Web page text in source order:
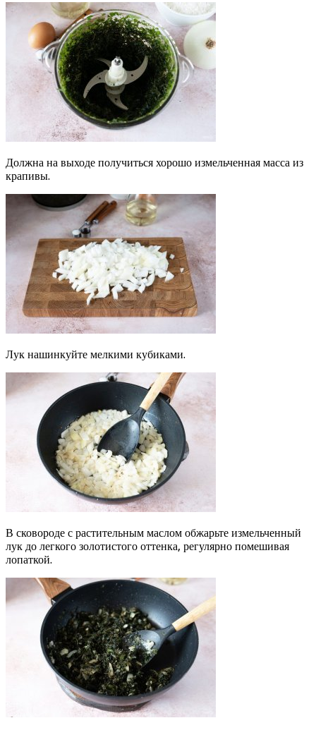
Должна на выходе получиться хорошо измельченная масса из
крапивы.
Лук нашинкуйте мелкими кубиками.
В сковороде с растительным маслом обжарьте измельченный
лук до легкого золотистого оттенка, регулярно помешивая
лопаткой.